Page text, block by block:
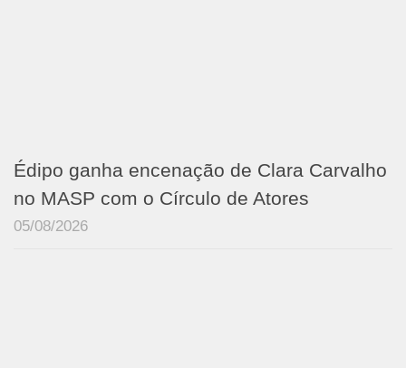
Édipo ganha encenação de Clara Carvalho
no MASP com o Círculo de Atores
05/08/2026